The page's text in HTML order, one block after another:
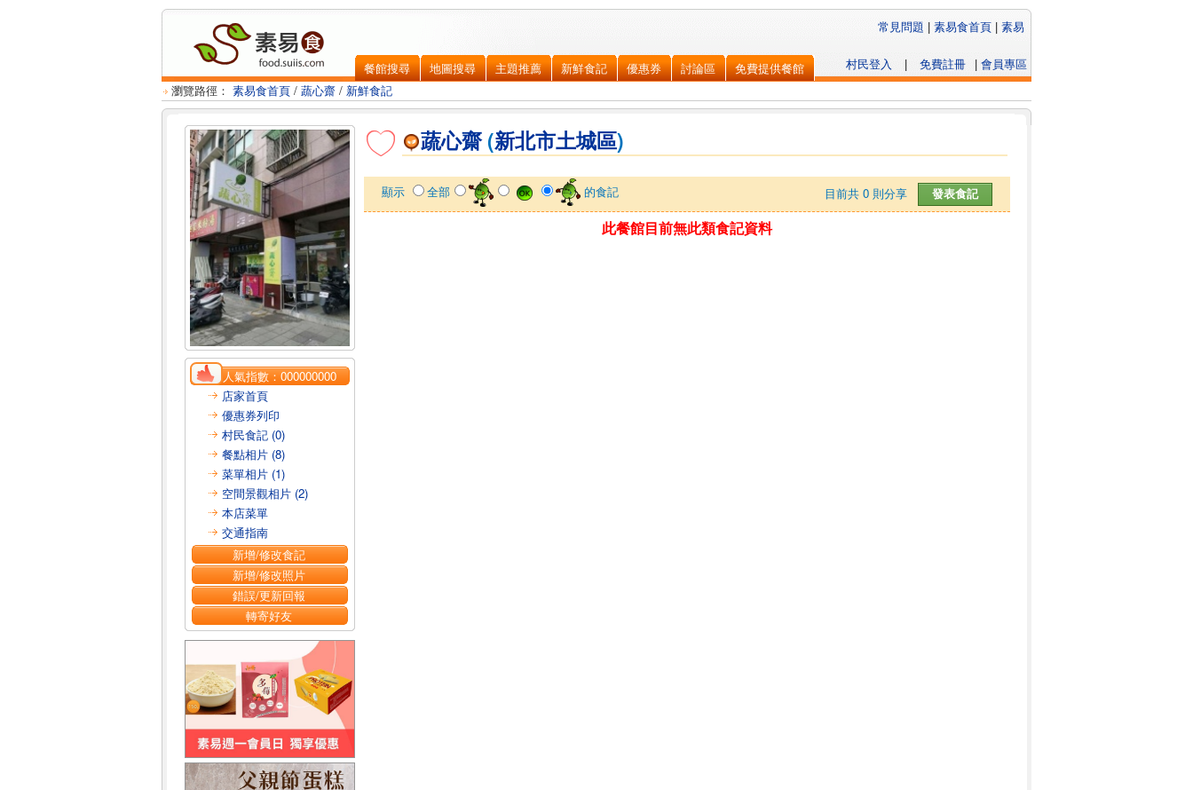
餐館搜尋 地圖搜尋 主題推薦 新鮮食記 優惠券 討論區 免費提供餐館 | 會員專區
免費註冊
|
村民登入
常見問題 | 素易食首頁 | 素易
瀏覽路徑： 素易食首頁 / 蔬心齋 / 新鮮食記
人氣指數：000000000
店家首頁
優惠券列印
村民食記 (0)
餐點相片 (8)
菜單相片 (1)
空間景觀相片 (2)
本店菜單
交通指南
新增/修改食記
新增/修改照片
錯誤/更新回報
轉寄好友
蔬心齋 (新北市土城區)
目前共 0 則分享
顯示 全部 的食記
此餐館目前無此類食記資料